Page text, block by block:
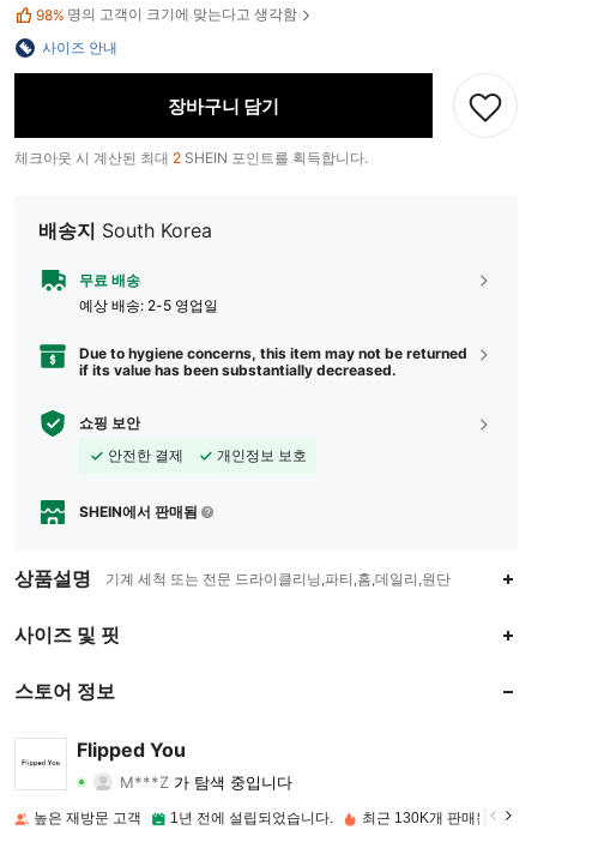
98% 명의 고객이 크기에 맞는다고 생각함
사이즈 안내
장바구니 담기
체크아웃 시 계산된 최대 2 SHEIN 포인트를 획득합니다.
배송지 South Korea
무료 배송
예상 배송: 2-5 영업일
Due to hygiene concerns, this item may not be returned
if its value has been substantially decreased.
쇼핑 보안
안전한 결제
개인정보 보호
SHEIN에서 판매됨
상품설명 기계 세척 또는 전문 드라이클리닝,파티,홈,데일리,원단
사이즈 및 핏
스토어 정보
Flipped You
4.93
M***Z가 탐색 중입니다
4.93 등급 253아이템 9.5K
높은 재방문 고객 1년 전에 설립되었습니다. 최근 130K개 판매됨